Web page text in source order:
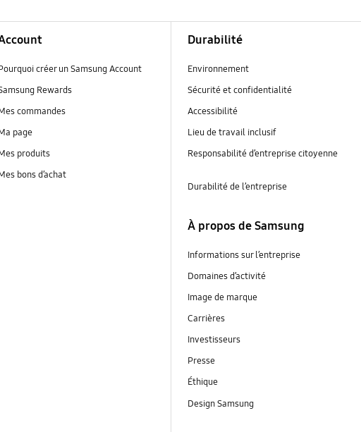
créer un Samsung Account
Rewards
commandes
page
produits
bons d’achat
Durabilité
Environnement
Sécurité et confidentialité
Accessibilité
Lieu de travail inclusif
Responsabilité d’entreprise citoyenne
Durabilité de l’entreprise
À propos de Samsung
Informations sur l’entreprise
Domaines d’activité
Image de marque
Carrières
Investisseurs
Presse
Éthique
Design Samsung